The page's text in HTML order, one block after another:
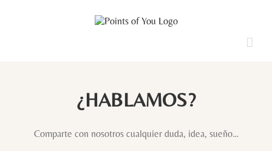
¿HABLAMOS?
Comparte con nosotros cualquier duda, idea, sueño…